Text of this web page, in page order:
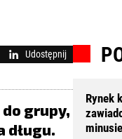
Udostępnij
grupy,
długu.
Rynek